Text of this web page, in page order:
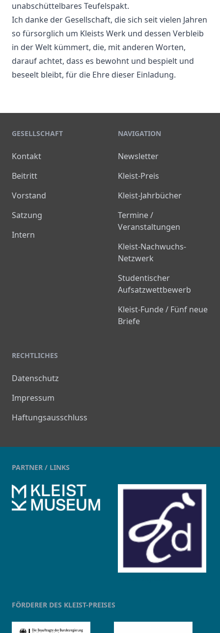
unabschüttelbares Teufelspakt.
Ich danke der Gesellschaft, die sich seit vielen Jahren
so fürsorglich um Kleists Werk und dessen Verbleib
in der Welt kümmert, die, mit anderen Worten,
darauf achtet, dass es bewohnt und bespielt und
beseelt bleibt, für die Ehre dieser Einladung.
GESELLSCHAFT
Kontakt
Beitritt
Vorstand
Satzung
Intern
NAVIGATION
Newsletter
Kleist-Preis
Kleist-Jahrbücher
Termine /
Veranstaltungen
Kleist-Nachwuchs-
Netzwerk
Studentischer
Aufsatzwettbewerb
Kleist-Funde / Fünf neue
Briefe
RECHTLICHES
Datenschutz
Impressum
Haftungsausschluss
PARTNER / LINKS
FÖRDERER DES KLEIST-PREISES